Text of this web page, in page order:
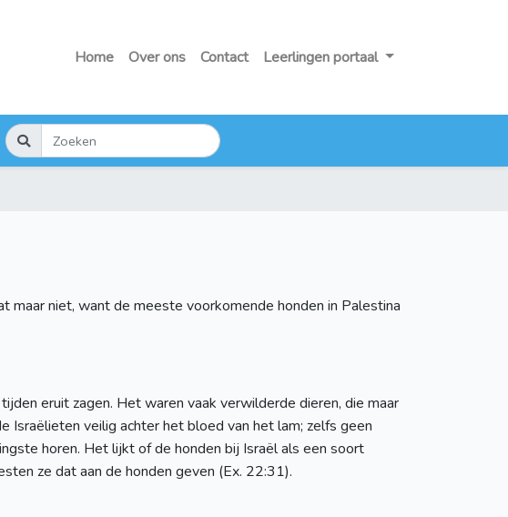
Home Over ons Contact Leerlingen portaal
niet, want de meeste voorkomende honden in Palestina
eruit zagen. Het waren vaak verwilderde dieren, die maar
Israëlieten veilig achter het bloed van het lam; zelfs geen
horen. Het lijkt of de honden bij Israël als een soort
ze dat aan de honden geven (Ex. 22:31).